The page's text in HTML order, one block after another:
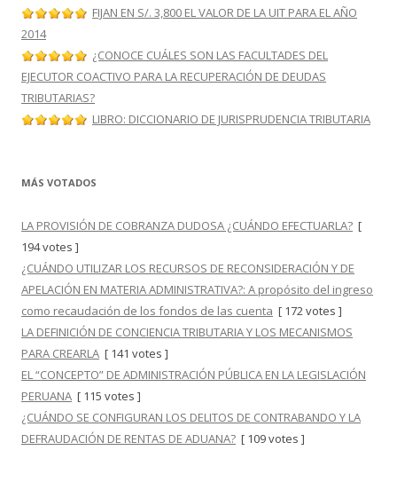
FIJAN EN S/. 3,800 EL VALOR DE LA UIT PARA EL AÑO
2014
¿CONOCE CUÁLES SON LAS FACULTADES DEL
EJECUTOR COACTIVO PARA LA RECUPERACIÓN DE DEUDAS
TRIBUTARIAS?
LIBRO: DICCIONARIO DE JURISPRUDENCIA TRIBUTARIA
MÁS VOTADOS
LA PROVISIÓN DE COBRANZA DUDOSA ¿CUÁNDO EFECTUARLA? [
194 votes ]
¿CUÁNDO UTILIZAR LOS RECURSOS DE RECONSIDERACIÓN Y DE
APELACIÓN EN MATERIA ADMINISTRATIVA?: A propósito del ingreso
como recaudación de los fondos de las cuenta [ 172 votes ]
LA DEFINICIÓN DE CONCIENCIA TRIBUTARIA Y LOS MECANISMOS
PARA CREARLA [ 141 votes ]
EL “CONCEPTO” DE ADMINISTRACIÓN PÚBLICA EN LA LEGISLACIÓN
PERUANA [ 115 votes ]
¿CUÁNDO SE CONFIGURAN LOS DELITOS DE CONTRABANDO Y LA
DEFRAUDACIÓN DE RENTAS DE ADUANA? [ 109 votes ]